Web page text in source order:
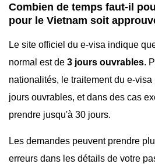
Combien de temps faut-il
pour le Vietnam soit
Le site officiel du e-visa indique
normal est de 3 jours ouvrables.
nationalités, le traitement du e-
jours ouvrables, et dans des cas
prendre jusqu'à 30 jours.
Les demandes peuvent prendre
erreurs dans les détails de votre